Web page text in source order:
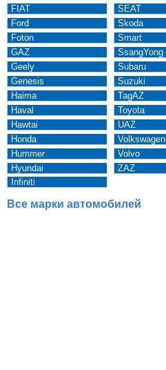
FIAT
Ford
Foton
GAZ
Geely
Genesis
Haima
Haval
Hawtai
Honda
Hummer
Hyundai
Infiniti
SEAT
Skoda
Smart
SsangYong
Subaru
Suzuki
TagAZ
Toyota
UAZ
Volkswagen
Volvo
ZAZ
Все марки автомобилей